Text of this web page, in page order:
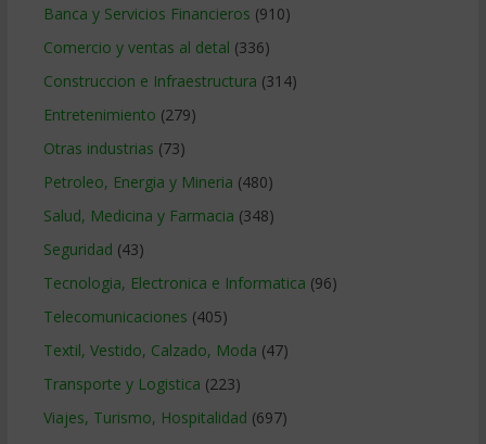
Banca y Servicios Financieros (910)
Comercio y ventas al detal (336)
Construccion e Infraestructura (314)
Entretenimiento (279)
Otras industrias (73)
Petroleo, Energia y Mineria (480)
Salud, Medicina y Farmacia (348)
Seguridad (43)
Tecnologia, Electronica e Informatica (96)
Telecomunicaciones (405)
Textil, Vestido, Calzado, Moda (47)
Transporte y Logistica (223)
Viajes, Turismo, Hospitalidad (697)